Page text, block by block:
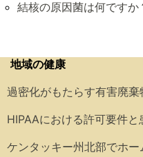
結核の原因菌は何ですか
地域の健康
過密化がもたらす有害廃
HIPAAにおける許可要件と
ケンタッキー州北部でホ